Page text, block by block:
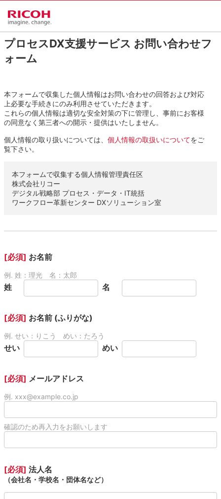
プロセスDX支援サービス お問い合わせフ
ォーム
本フォームで収集した個人情報はお問い合わせの回答および対応
上必要な手続きにのみ利用させていただきます。
これらの個人情報は適切な安全対策の下に管理し、事前にお客様
の同意なく第三者への開示・提供はいたしません。
個人情報の取り扱いについては、 個人情報の取扱いについてをご
覧下さい。
本フォームで収集する個人情報管理責任区
株式会社リコー
デジタル戦略部 プロセス・データ・IT統括
ワークフロー革新センター DXソリューション室
[必須] お名前
例. 姓：理光 名：太郎
姓 名
[必須] お名前 (ふりがな)
例. せい：りこう めい：たろう
せい めい
[必須] メールアドレス
例. xxx@example.co.jp
確認のため再入力をお願いします
[必須] 法人名
（会社名・学校名・団体名など）